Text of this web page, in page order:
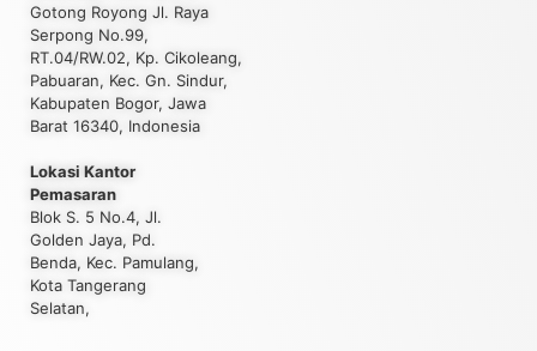
Gotong Royong Jl. Raya
Serpong No.99,
RT.04/RW.02, Kp. Cikoleang,
Pabuaran, Kec. Gn. Sindur,
Kabupaten Bogor, Jawa
Barat 16340, Indonesia
Lokasi Kantor
Pemasaran
Blok S. 5 No.4, Jl.
Golden Jaya, Pd.
Benda, Kec. Pamulang,
Kota Tangerang
Selatan,